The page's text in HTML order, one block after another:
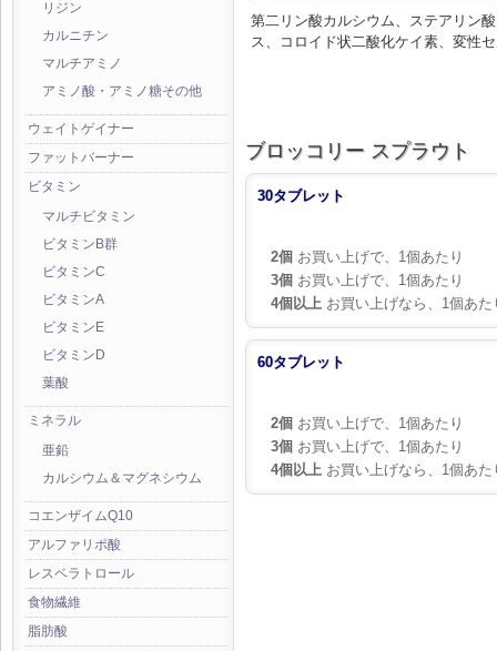
リジン
カルニチン
マルチアミノ
アミノ酸・アミノ糖その他
ウェイトゲイナー
ファットバーナー
ビタミン
マルチビタミン
ビタミンB群
ビタミンC
ビタミンA
ビタミンE
ビタミンD
葉酸
ミネラル
亜鉛
カルシウム＆マグネシウム
コエンザイムQ10
アルファリポ酸
レスベラトロール
食物繊維
脂肪酸
第二リン酸カルシウム、ステアリン
ス、コロイド状二酸化ケイ素、変性
ブロッコリー スプラウト
30タブレット
2個 お買い上げで、1個あたり
3個 お買い上げで、1個あたり
4個以上 お買い上げなら、1個あた
60タブレット
2個 お買い上げで、1個あたり
3個 お買い上げで、1個あたり
4個以上 お買い上げなら、1個あた